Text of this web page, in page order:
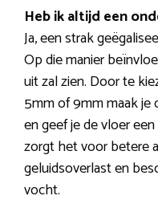
Heb ik altijd een
Ja, een strak
Op die manier
uit zal zien. Door te
5mm of 9mm maak je
en geef je de vloer
zorgt het voor betere
geluidsoverlast en
vocht.